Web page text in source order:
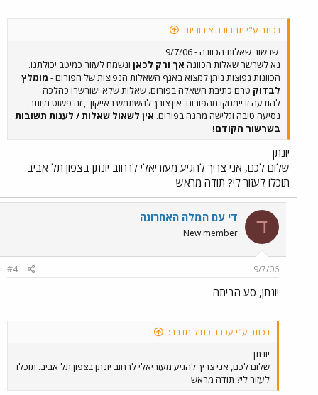
נכתב ע"י תחבורה ציבורית:
שרשור שאלות הכוונה - 9/7/06
נא לשרשר שאלות הכוונה אך ורק לכאן ונשמח לעזור כמיטב יכולתנו.
הכוונות נפוצות ניתן למצוא באגף השאלות הנפוצות של הפורום - מומלץ
לבדוק טרם כתיבת השאלה בפורום. שאלות שלא ישורשרו כהלכה
להודעה זו יימחקו מהפורום. אין צורך להשתמש באייקון , זה פשוט מיותר.
נסיעה טובה וגלישה מהנה בפורום. אין לשאול שאלות / לענות תשובות
בשרשור הקודם!
יונתן
שלום לכם, אני צריך להגיע מעזריאלי לרחוב יונתן בצפון תל אביב.
תוכלו לעזור לי? תודה מראש
ד די עם המלה האחרונה
New member
9/7/06
#4
יונתן, סע הביתה
נכתב ע"י עכבר כחול מדבר:
יונתן
שלום לכם, אני צריך להגיע מעזריאלי לרחוב יונתן בצפון תל אביב. תוכלו
לעזור לי? תודה מראש